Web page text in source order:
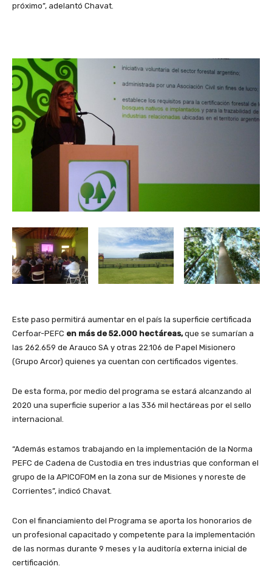
próximo”, adelantó Chavat.
Este paso permitirá aumentar en el país la superficie certificada
Cerfoar-PEFC en más de 52.000 hectáreas,que se sumarían a
las 262.659 de Arauco SA y otras 22.106 de Papel Misionero
(Grupo Arcor) quienes ya cuentan con certificados vigentes.
De esta forma, por medio del programa se estará alcanzando al
2020 una superficie superior a las 336 mil hectáreas por el sello
internacional.
“Además estamos trabajando en la implementación de la Norma
PEFC de Cadena de Custodia en tres industrias que conforman el
grupo de la APICOFOM en la zona sur de Misiones y noreste de
Corrientes”, indicó Chavat.
Con el financiamiento del Programa se aporta los honorarios de
un profesional capacitado y competente para la implementación
de las normas durante 9 meses y la auditoría externa inicial de
certificación.